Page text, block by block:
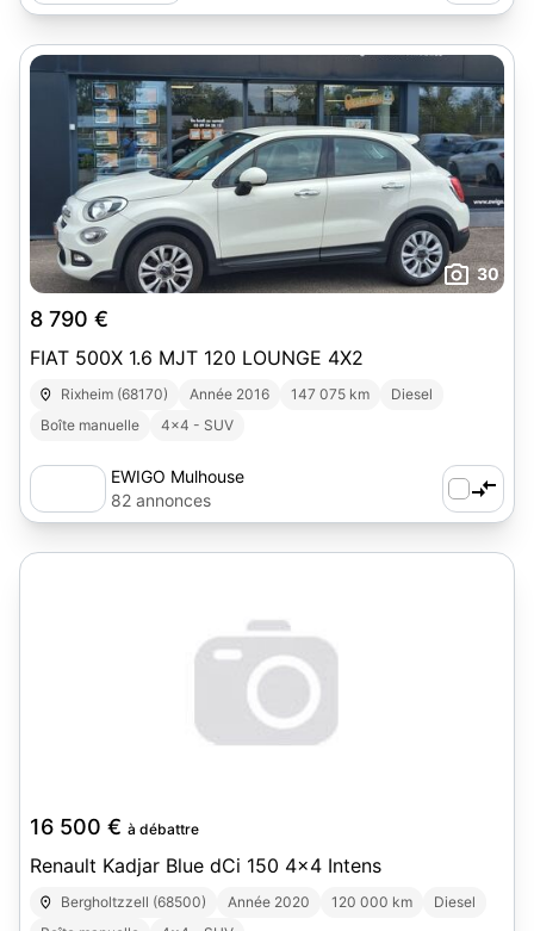
30
8 790 €
FIAT 500X 1.6 MJT 120 LOUNGE 4X2
Rixheim (68170) Année 2016 147 075 km
Diesel
Boîte manuelle
4x4 - SUV
EWIGO Mulhouse
82 annonces
16 500 € à débattre
Renault Kadjar Blue dCi 150 4x4 Intens
Bergholtzzell (68500) Année 2020 120 000 km
Diesel